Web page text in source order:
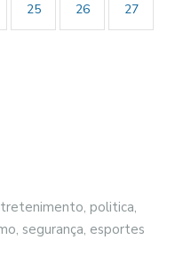
25 26 27
politica,
segurança, esportes